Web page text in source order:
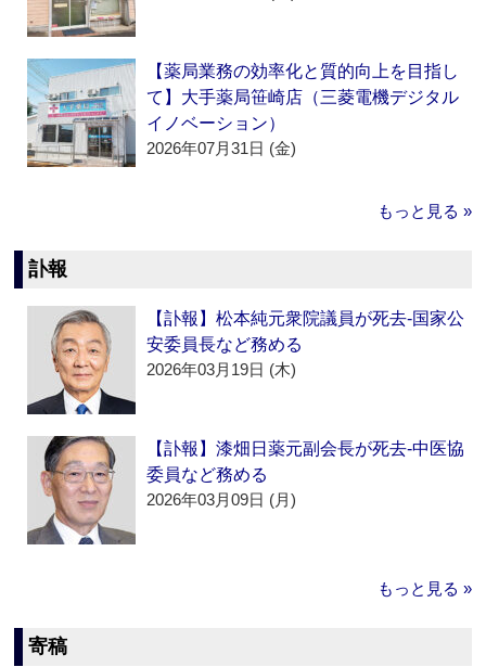
【薬局業務の効率化と質的向上を目指し
て】大手薬局笹崎店（三菱電機デジタル
イノベーション）
2026年07月31日 (金)
もっと見る »
訃報
【訃報】松本純元衆院議員が死去‐国家公
安委員長など務める
2026年03月19日 (木)
【訃報】漆畑日薬元副会長が死去‐中医協
委員など務める
2026年03月09日 (月)
もっと見る »
寄稿